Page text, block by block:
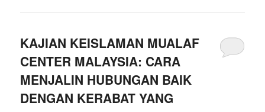
KAJIAN KEISLAMAN MUALAF
CENTER MALAYSIA: CARA
MENJALIN HUBUNGAN BAIK
DENGAN KERABAT YANG